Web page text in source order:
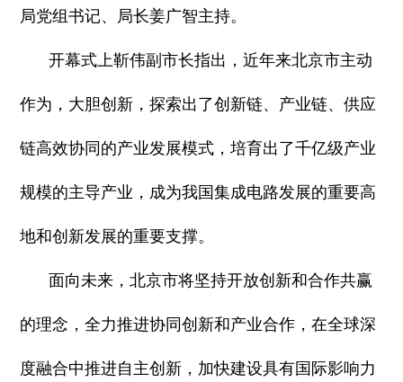
局党组书记、局长姜广智主持。
开幕式上靳伟副市长指出，近年来北京市主动
作为，大胆创新，探索出了创新链、产业链、供应
链高效协同的产业发展模式，培育出了千亿级产业
规模的主导产业，成为我国集成电路发展的重要高
地和创新发展的重要支撑。
面向未来，北京市将坚持开放创新和合作共赢
的理念，全力推进协同创新和产业合作，在全球深
度融合中推进自主创新，加快建设具有国际影响力